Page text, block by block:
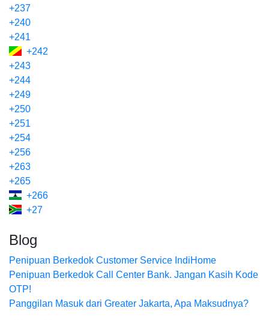
+237
+240
+241
+242
+243
+244
+249
+250
+251
+254
+256
+263
+265
+266
+27
Blog
Penipuan Berkedok Customer Service IndiHome
Penipuan Berkedok Call Center Bank. Jangan Kasih Kode
OTP!
Panggilan Masuk dari Greater Jakarta, Apa Maksudnya?